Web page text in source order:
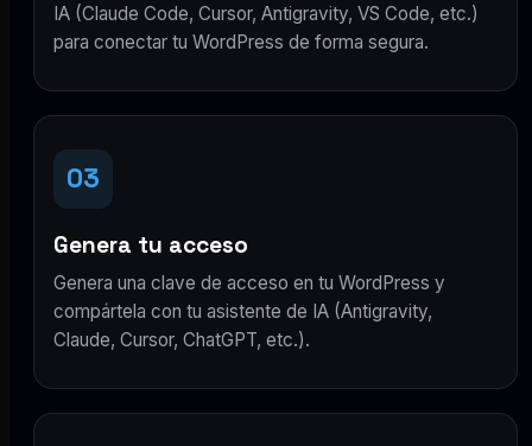
IA (Claude Code, Cursor, Antigravity, VS Code, etc.)
para conectar tu WordPress de forma segura.
03
Genera tu acceso
Genera una clave de acceso en tu WordPress y
compártela con tu asistente de IA (Antigravity,
Claude, Cursor, ChatGPT, etc.).